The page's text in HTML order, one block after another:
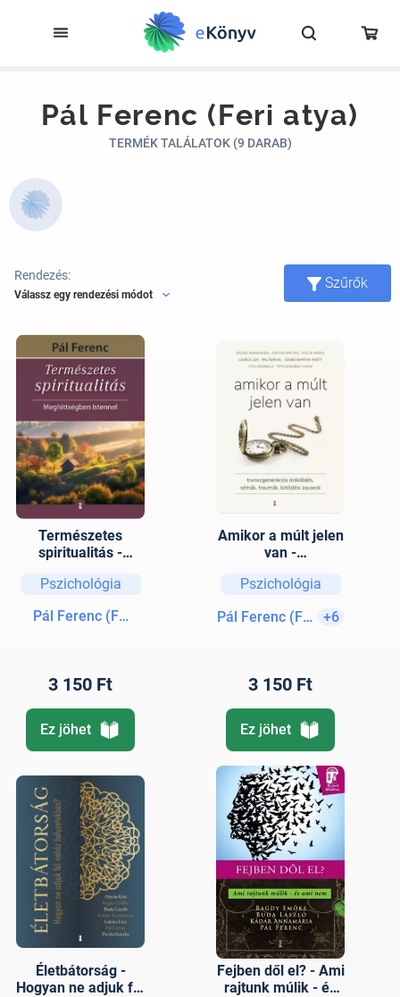
Pál Ferenc (Feri atya)
TERMÉK TALÁLATOK (9 DARAB)
Rendezés:
Válassz egy rendezési módot
Szűrők
Természetes
spiritualitás -
Istennel
Pszichológia
Pál Ferenc (Feri atya)
3 150 Ft
Ez jöhet
Amikor a múlt jelen
van -
öröklődés, sémák,
zavarok
Pszichológia
Pál Ferenc (Feri atya)
+6
3 150 Ft
Ez jöhet
Életbátorság -
Hogyan ne adjuk fel
Fejben dől el? - Ami
rajtunk múlik - és